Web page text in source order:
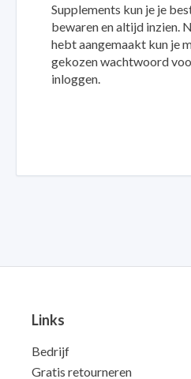
Supplements kun je je
bewaren en altijd inzien.
hebt aangemaakt kun je
gekozen wachtwoord
inloggen.
Links
Bedrijf
Gratis retourneren